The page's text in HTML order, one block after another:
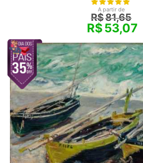
A partir de
R$81,65
R$53,07